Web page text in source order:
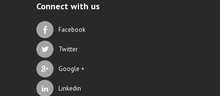
Connect with us
Facebook
Twitter
Google +
Linkedin